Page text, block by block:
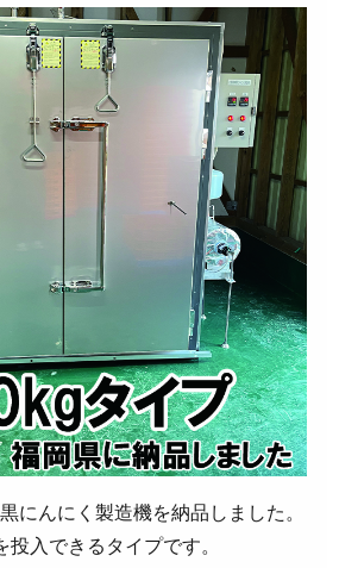
にんにく製造機を納品しました。
入できるタイプです。